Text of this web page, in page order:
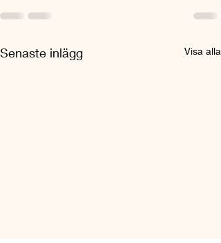
Senaste inlägg Visa alla